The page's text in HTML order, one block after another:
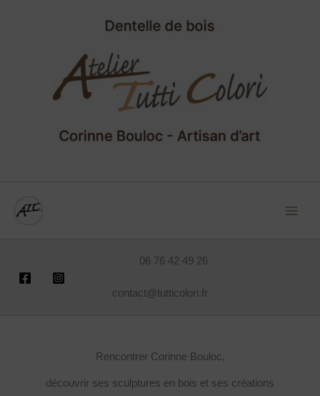
06 76 42 49 26
contact@tutticolori.fr
Rencontrer Corinne Bouloc,
découvrir ses sculptures en bois et ses créations